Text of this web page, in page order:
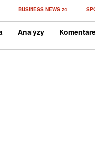
BUSINESS NEWS 24
Analýzy Komentáře